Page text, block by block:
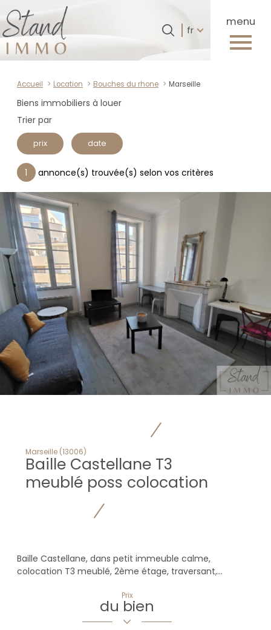
menu
fr
Accueil
Langue
Accueil Location Bouches du rhone Marseille
Biens immobiliers à louer
Trier par
prix date
1 annonce(s) trouvée(s) selon vos critères
Marseille (13006)
Baille Castellane T3
meublé poss colocation
Baille Castellane, dans petit immeuble calme,
colocation T3 meublé, 2ème étage, traversant,...
Prix
du bien